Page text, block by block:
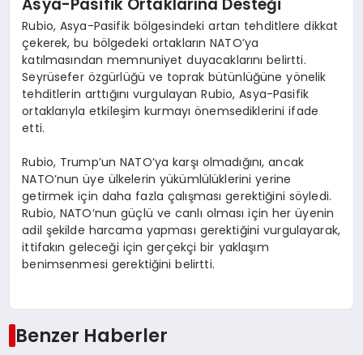
Rubio, Asya-Pasifik bölgesindeki artan tehditlere dikkat
çekerek, bu bölgedeki ortakların NATO’ya
katılmasından memnuniyet duyacaklarını belirtti.
Seyrüsefer özgürlüğü ve toprak bütünlüğüne yönelik
tehditlerin arttığını vurgulayan Rubio, Asya-Pasifik
ortaklarıyla etkileşim kurmayı önemsediklerini ifade
etti.
Rubio, Trump’un NATO’ya karşı olmadığını, ancak
NATO’nun üye ülkelerin yükümlülüklerini yerine
getirmek için daha fazla çalışması gerektiğini söyledi.
Rubio, NATO’nun güçlü ve canlı olması için her üyenin
adil şekilde harcama yapması gerektiğini vurgulayarak,
ittifakın geleceği için gerçekçi bir yaklaşım
benimsenmesi gerektiğini belirtti.
Benzer Haberler